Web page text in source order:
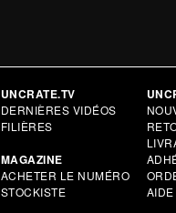
UNCRATE.TV
DERNIÈRES VIDÉOS
FILIÈRES
MAGAZINE
ACHETER LE NUMÉRO
STOCKISTE
AIDE